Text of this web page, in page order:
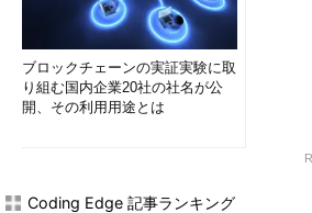
ブロックチェーンの実証実験に取
り組む国内企業20社の社名が公
開、その利用用途とは
Coding Edge 記事ランキング